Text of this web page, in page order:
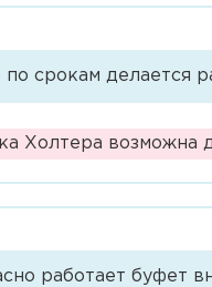
срокам делается
Холтера
работает буфет